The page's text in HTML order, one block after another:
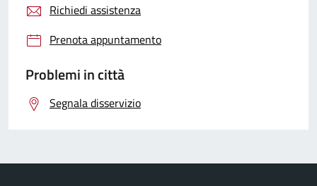
Richiedi assistenza
Prenota appuntamento
Problemi in città
Segnala disservizio